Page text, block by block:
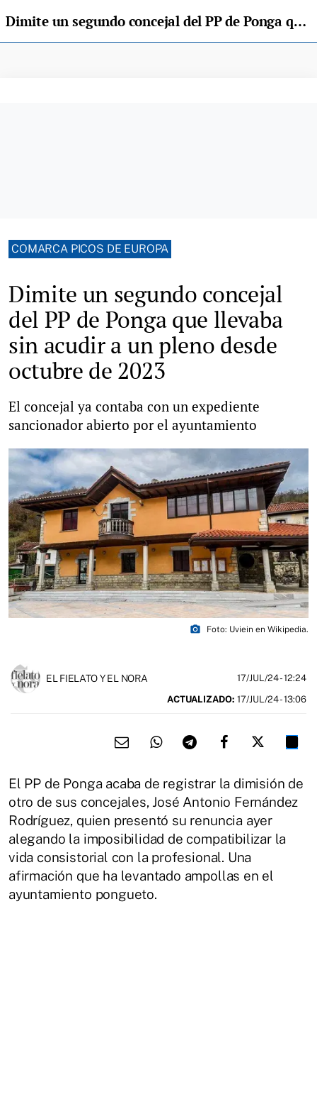
Dimite un segundo concejal del PP de Ponga que llevaba sin acudir a un pleno desde octubre de 2023
COMARCA PICOS DE EUROPA
Dimite un segundo concejal
del PP de Ponga que llevaba
sin acudir a un pleno desde
octubre de 2023
El concejal ya contaba con un expediente
sancionador abierto por el ayuntamiento
photo_camera Foto: Uviein en Wikipedia.
EL FIELATO Y EL NORA 17/JUL/24- 12:24
ACTUALIZADO: 17/JUL/24 - 13:06
El PP de Ponga acaba de registrar la dimisión de
otro de sus concejales, José Antonio Fernández
Rodríguez, quien presentó su renuncia ayer
alegando la imposibilidad de compatibilizar la
vida consistorial con la profesional. Una
afirmación que ha levantado ampollas en el
ayuntamiento pongueto.